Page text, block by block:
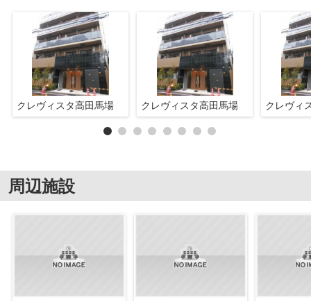
クレヴィスタ高田馬場 クレヴィスタ高田馬場 クレヴィ
周辺施設